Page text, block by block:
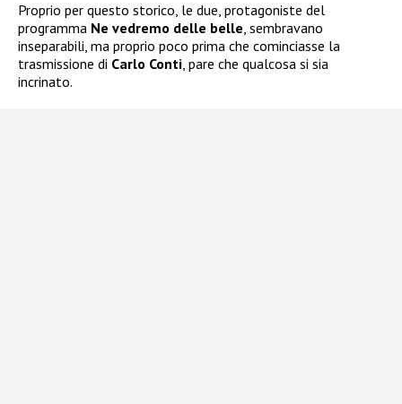
Proprio per questo storico, le due, protagoniste del
programma Ne vedremo delle belle, sembravano
inseparabili, ma proprio poco prima che cominciasse la
trasmissione di Carlo Conti, pare che qualcosa si sia
incrinato.